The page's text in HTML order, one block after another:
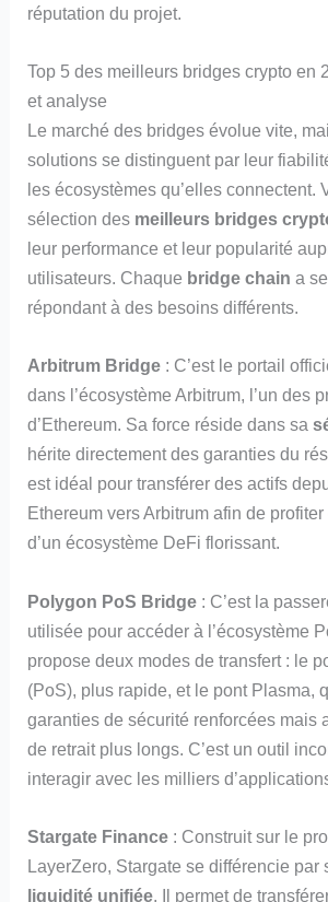
réputation du projet.
Top 5 des meilleurs bridges crypto en
et analyse
Le marché des bridges évolue vite,
solutions se distinguent par leur
les écosystèmes qu’elles connectent.
sélection des meilleurs bridges
leur performance et leur popularité
utilisateurs. Chaque bridge chain a
répondant à des besoins différents.
Arbitrum Bridge : C’est le portail
dans l’écosystème Arbitrum, l’un des
d’Ethereum. Sa force réside dans sa
hérite directement des garanties du
est idéal pour transférer des actifs
Ethereum vers Arbitrum afin de
d’un écosystème DeFi florissant.
Polygon PoS Bridge : C’est la
utilisée pour accéder à l’écosystème
propose deux modes de transfert : le
(PoS), plus rapide, et le pont Plasma,
garanties de sécurité renforcées mais
de retrait plus longs. C’est un outil
interagir avec les milliers
Stargate Finance : Construit sur le
LayerZero, Stargate se différencie par
liquidité unifiée. Il permet de